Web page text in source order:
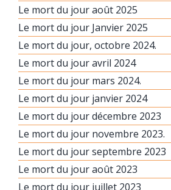
Le mort du jour août 2025
Le mort du jour Janvier 2025
Le mort du jour, octobre 2024.
Le mort du jour avril 2024
Le mort du jour mars 2024.
Le mort du jour janvier 2024
Le mort du jour décembre 2023
Le mort du jour novembre 2023.
Le mort du jour septembre 2023
Le mort du jour août 2023
Le mort du jour juillet 2023